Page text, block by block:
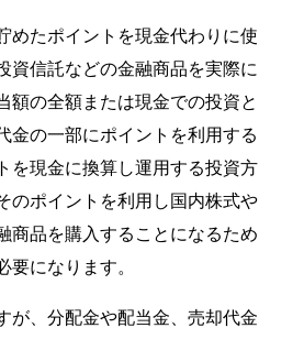
めたポイントを現金代わりに使
資信託などの金融商品を実際に
額の全額または現金での投資と
金の一部にポイントを利用する
を現金に換算し運用する投資方
のポイントを利用し国内株式や
商品を購入することになるため
になります。
が、分配金や配当金、売却代金